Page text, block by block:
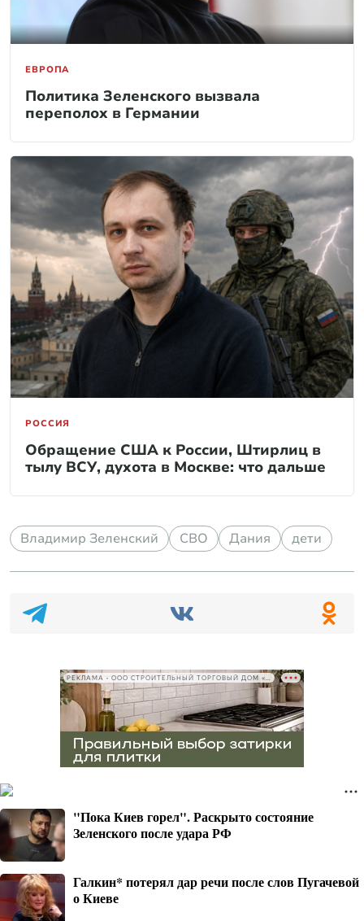
ЕВРОПА
Политика Зеленского вызвала
переполох в Германии
РОССИЯ
Обращение США к России, Штирлиц в
тылу ВСУ, духота в Москве: что дальше
Владимир Зеленский СВО Дания дети
РЕКЛАМА • ООО СТРОИТЕЛЬНЫЙ ТОРГОВЫЙ ДОМ «ПЕТРОВИЧ», ИНН 7802348846
"Пока Киев горел". Раскрыто состояние
Зеленского после удара РФ
Галкин* потерял дар речи после слов Пугачевой
о Киеве